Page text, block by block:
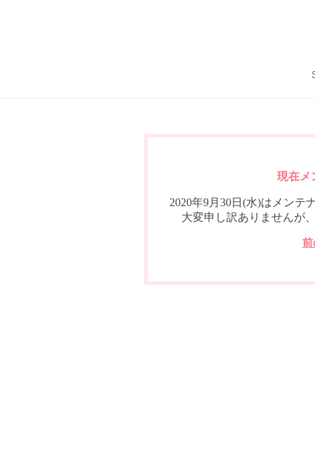
現在メ
2020年9月30日(水)はメンテ
大変申し訳ありませんが
前